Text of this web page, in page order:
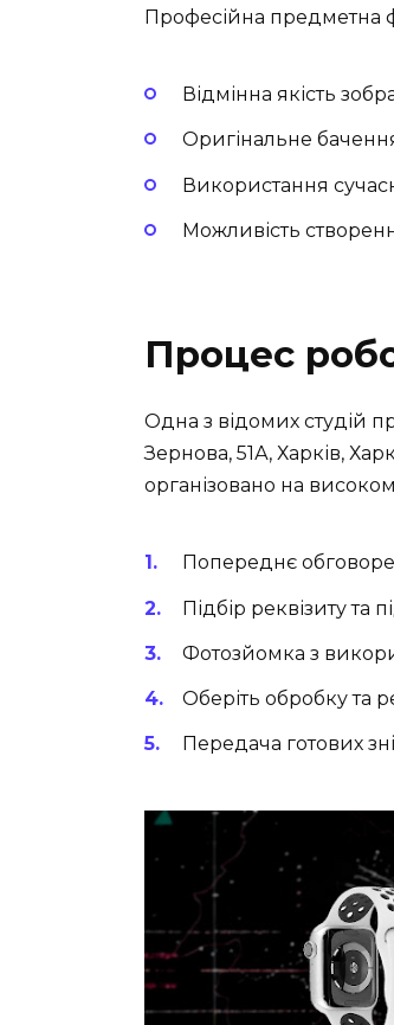
Професійна предметна
Відмінна якість
Оригінальне
Використання
Можливість
Процес
Одна з відомих студій
Зернова, 51А, Харків,
організовано на
Попереднє
Підбір реквізиту та
Фотозйомка з
Оберіть обробку та
Передача готових